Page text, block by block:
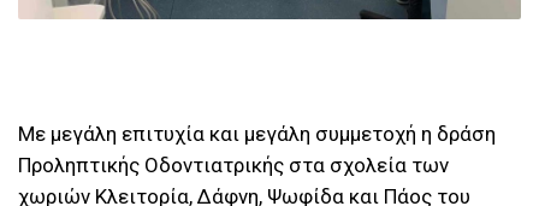
Με μεγάλη επιτυχία και μεγάλη συμμετοχή η δράση
Προληπτικής Οδοντιατρικής στα σχολεία των
χωριών Κλειτορία, Δάφνη, Ψωφίδα και Πάος του